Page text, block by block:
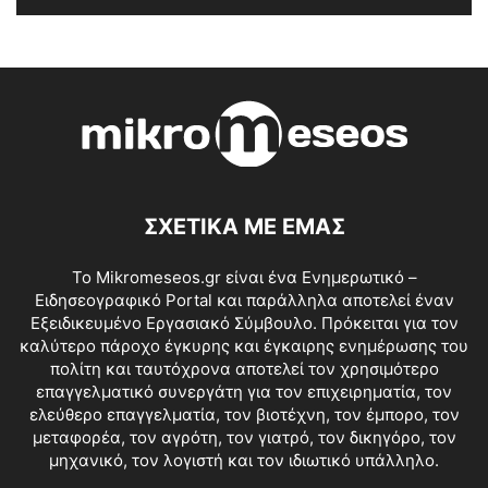
ΣΧΕΤΙΚΑ ΜΕ ΕΜΑΣ
Το Mikromeseos.gr είναι ένα Ενημερωτικό –
Ειδησεογραφικό Portal και παράλληλα αποτελεί έναν
Εξειδικευμένο Εργασιακό Σύμβουλο. Πρόκειται για τον
καλύτερο πάροχο έγκυρης και έγκαιρης ενημέρωσης του
πολίτη και ταυτόχρονα αποτελεί τον χρησιμότερο
επαγγελματικό συνεργάτη για τον επιχειρηματία, τον
ελεύθερο επαγγελματία, τον βιοτέχνη, τον έμπορο, τον
μεταφορέα, τον αγρότη, τον γιατρό, τον δικηγόρο, τον
μηχανικό, τον λογιστή και τον ιδιωτικό υπάλληλο.